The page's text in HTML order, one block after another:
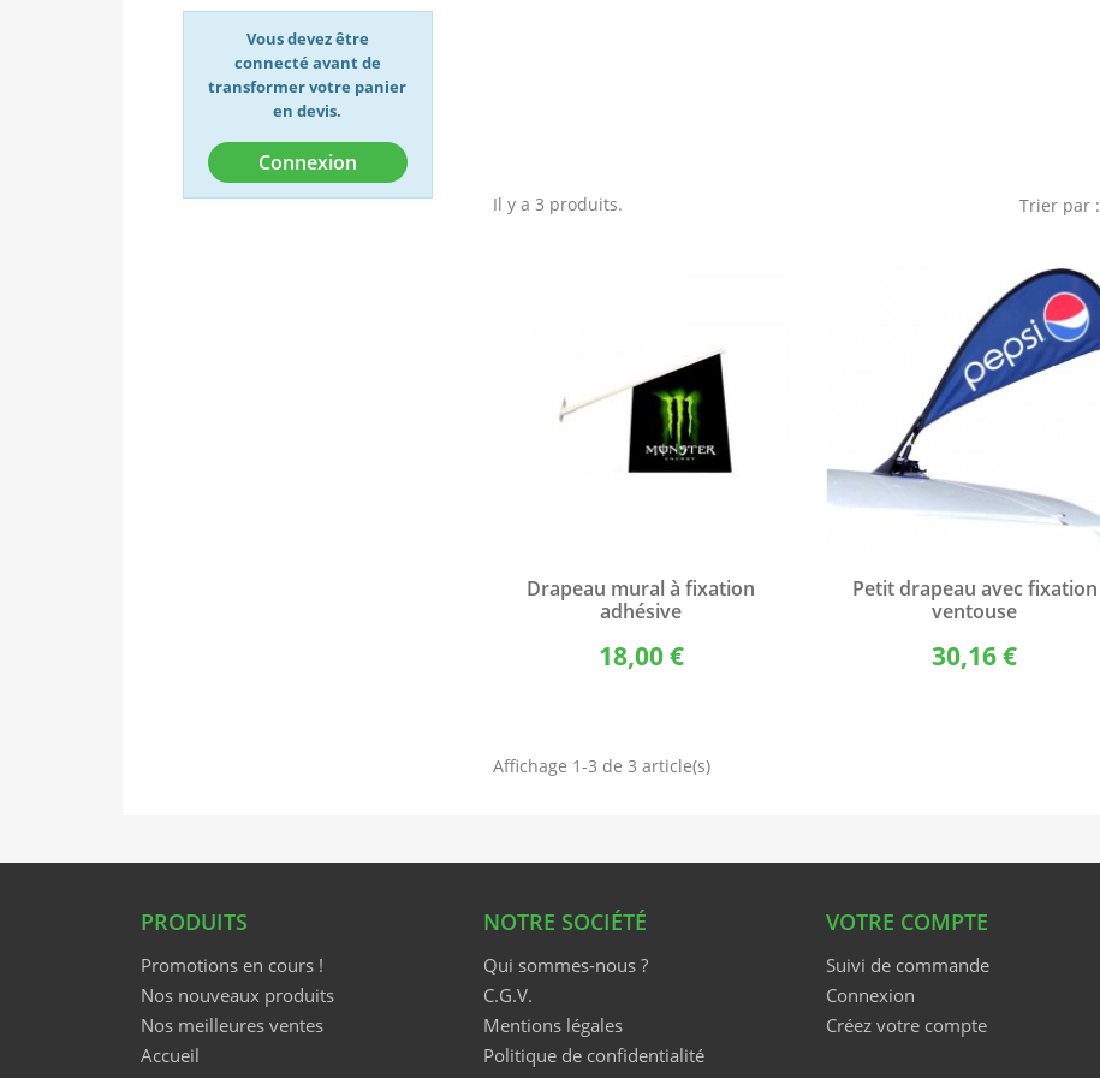
Vous devez être
connecté avant de
transformer votre panier
en devis.
Connexion
Il y a 3 produits. Trier par :
Aperçu rapide
Drapeau mural à fixation
adhésive
18,00 €
Aperçu rapide
Petit drapeau avec fixation
ventouse
30,16 €
Affichage 1-3 de 3 article(s)
PRODUITS
Promotions en cours !
Nos nouveaux produits
Nos meilleures ventes
Accueil
NOTRE SOCIÉTÉ
Qui sommes-nous ?
C.G.V.
Mentions légales
Politique de confidentialité
VOTRE COMPTE
Suivi de commande
Connexion
Créez votre compte